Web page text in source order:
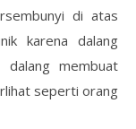
di atas
karena dalang
dalang membuat
seperti orang